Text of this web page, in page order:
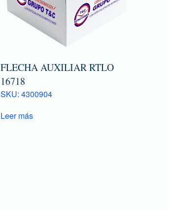
FLECHA AUXILIAR RTLO
16718
SKU: 4300904
Leer más